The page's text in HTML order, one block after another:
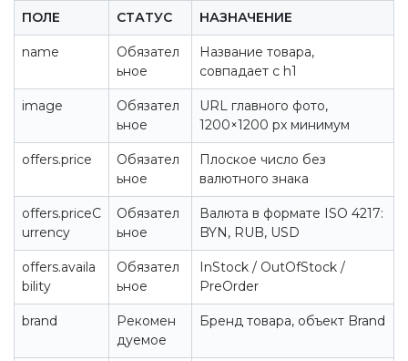
ПОЛЕ СТАТУС НАЗНАЧЕНИЕ
name
Обязател
ьное
Название товара,
совпадает с h1
image
Обязател
ьное
URL главного фото,
1200×1200 px минимум
offers.price
Обязател
ьное
Плоское число без
валютного знака
offers.priceC
urrency
Обязател
ьное
Валюта в формате ISO 4217:
BYN, RUB, USD
offers.availa
bility
Обязател
ьное
InStock / OutOfStock /
PreOrder
brand
Рекомен
дуемое
Бренд товара, объект Brand